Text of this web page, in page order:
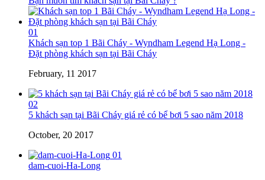
01
Khách sạn top 1 Bãi Cháy - Wyndham Legend Hạ Long -
Đặt phòng khách sạn tại Bãi Cháy
February, 11 2017
02
5 khách sạn tại Bãi Cháy giá rẻ có bể bơi 5 sao năm 2018
October, 20 2017
01
dam-cuoi-Ha-Long